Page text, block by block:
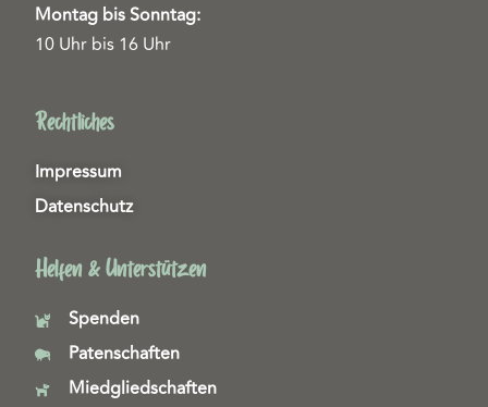
Montag bis Sonntag:
10 Uhr bis 16 Uhr
Rechtliches
Impressum
Datenschutz
Helfen & Unterstützen
Spenden
Patenschaften
Miedgliedschaften